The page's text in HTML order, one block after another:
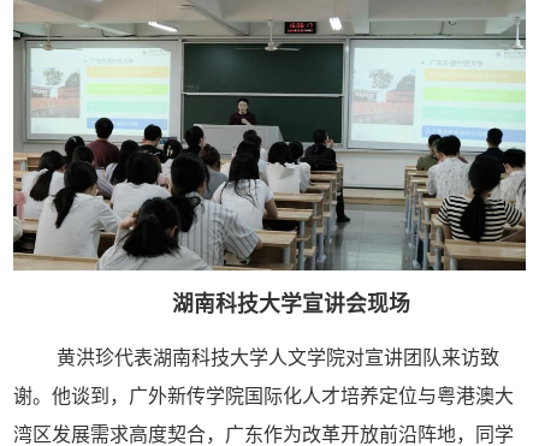
湖南科技大学宣讲会现场
黄洪珍代表湖南科技大学人文学院对宣讲团队来访致
谢。他谈到，广外新传学院国际化人才培养定位与粤港澳大
湾区发展需求高度契合，广东作为改革开放前沿阵地，同学